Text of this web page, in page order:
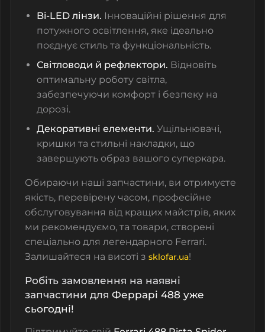
Bi-LED лінзи. Інноваційні рішення для
потужного освітлення, яке ідеально
поєднує стиль та функціональність.
Світловоди й рефлектори. Відновіть
оптимальну роботу світла,
забезпечуючи комфорт і безпеку на
дорозі.
Декоративні елементи. Ущільнювачі,
кришки та стильні накладки, що
завершують образ вашого суперкара.
Обираючи наші запчастини, ви отримуєте
якість, перевірену часом, професійне
обслуговування від кращих майстрів, яких
ми рекомендуємо, та товари, створені
спеціально для легендарного Ferrari.
Залишайтеся на висоті з sklofar.ua!
Робіть замовлення на наявні
запчастини для Феррарі 488 уже
сьогодні!